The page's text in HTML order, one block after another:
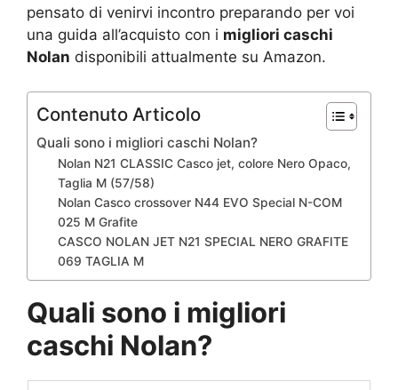
pensato di venirvi incontro preparando per voi
una guida all’acquisto con i migliori caschi
Nolan disponibili attualmente su Amazon.
Contenuto Articolo
Quali sono i migliori caschi Nolan?
Nolan N21 CLASSIC Casco jet, colore Nero Opaco,
Taglia M (57/58)
Nolan Casco crossover N44 EVO Special N-COM
025 M Grafite
CASCO NOLAN JET N21 SPECIAL NERO GRAFITE
069 TAGLIA M
Quali sono i migliori
caschi Nolan?